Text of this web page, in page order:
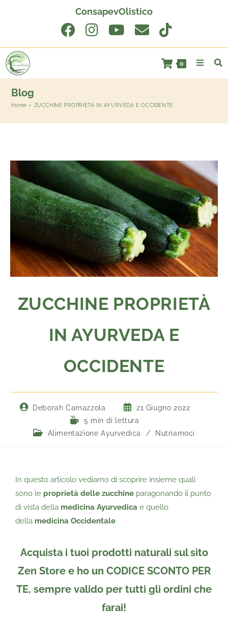
ConsapevOlistico
0
Blog
Home » ZUCCHINE PROPRIETÀ IN AYURVEDA E OCCIDENTE
ZUCCHINE PROPRIETÀ
IN AYURVEDA E
OCCIDENTE
Deborah Camazzola
21 Giugno 2022
5 min di lettura
Alimentazione Ayurvedica
/ Nutriamoci
In questo articolo vediamo di scoprire insieme quali
sono le proprietà delle zucchine paragonando il punto
di vista della medicina Ayurvedica e quello
della medicina Occidentale.
Acquista i tuoi prodotti naturali sul sito
Zen Storee ho un CODICE SCONTO PER
TE, sempre valido per tutti gli ordini che
farai!